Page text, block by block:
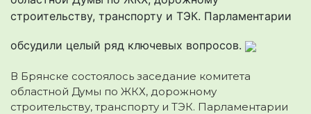
строительству, транспорту и ТЭК. Парламентарии
обсудили целый ряд ключевых вопросов.
В Брянске состоялось заседание комитета
областной Думы по ЖКХ, дорожному
строительству, транспорту и ТЭК. Парламентарии